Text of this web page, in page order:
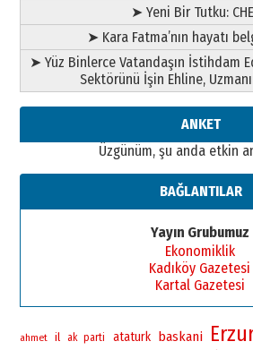
Ahmet Gökhan YAZICI
Ahmed Yesevi’den bir
”Reisimiz” idi… Hakka
26 Mart 2026 Perşembe
Ardında bıraktığı
13 Mayıs 2026 Çarşamba
Esat BİNDESEN
bir vizyon proje daha!
02 Ağustos 2026 Pazar
➤ Yeni Bir Tutku:
➤ Kara Fatma’nın hayatı
➤ Yüz Binlerce Vatandaşın İstihdam
Sektörünü İşin Ehline,
ANKET
Üzgünüm, şu anda etkin
BAĞLANTILAR
Yayın Grubumuz
Ekonomiklik
Kadıköy Gazetesi
Kartal Gazetesi
ahmet il ak parti ataturk baskani